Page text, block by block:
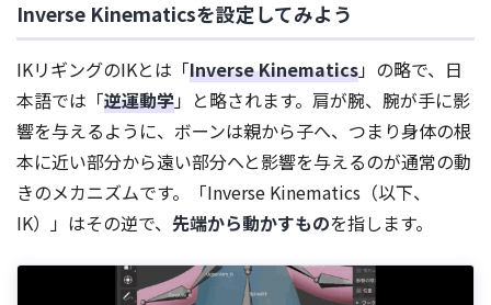
Inverse Kinematicsを設定してみよう
IKリギングのIKとは「Inverse Kinematics」の略で、日
本語では「逆運動学」と略されます。肩が腕、腕が手に影
響を与えるように、ボーンは親から子へ、つまり身体の根
本に近い部分から遠い部分へと影響を与えるのが通常の動
きのメカニズムです。「Inverse Kinematics（以下、
IK）」はその逆で、 先端から動かすものを指します。